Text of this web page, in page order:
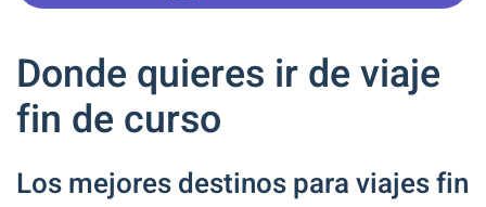
Donde quieres ir de viaje
fin de curso
Los mejores destinos para viajes fin